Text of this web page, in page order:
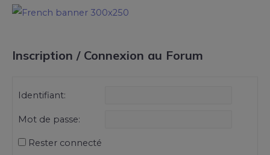
Inscription / Connexion au Forum
Identifiant:
Mot de passe:
Rester connecté